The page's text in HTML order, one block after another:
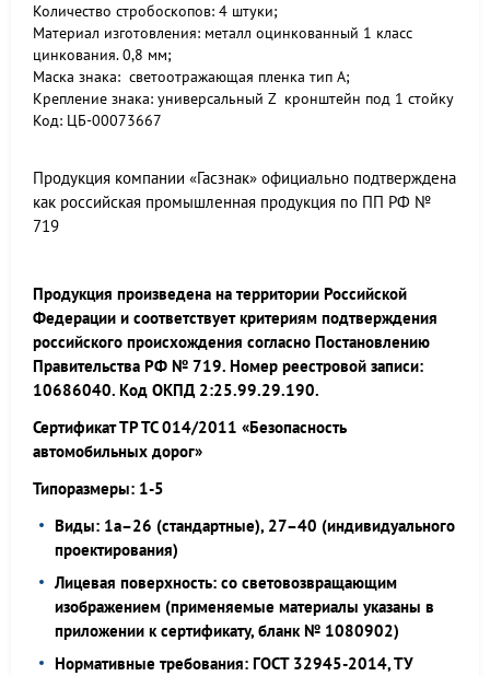
Количество стробоскопов: 4 штуки;
Материал изготовления: металл оцинкованный 1 класс
цинкования. 0,8 мм;
Маска знака: светоотражающая пленка тип А;
Крепление знака: универсальный Z кронштейн под 1 стойку
Код: ЦБ-00073667
Продукция компании «Гасзнак» официально подтверждена
как российская промышленная продукция по ПП РФ №
719
Продукция произведена на территории Российской
Федерации и соответствует критериям подтверждения
российского происхождения согласно Постановлению
Правительства РФ № 719. Номер реестровой записи:
10686040. Код ОКПД 2:25.99.29.190.
Сертификат ТР ТС 014/2011 «Безопасность
автомобильных дорог»
Типоразмеры: 1-5
Виды: 1а–26 (стандартные), 27–40 (индивидуального
проектирования)
Лицевая поверхность: со световозвращающим
изображением (применяемые материалы указаны в
приложении к сертификату, бланк № 1080902)
Нормативные требования: ГОСТ 32945-2014, ТУ